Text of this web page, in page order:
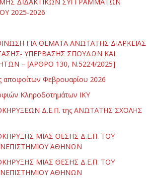
2025-2026
ΓΙΑ ΘΕΜΑΤΑ ΑΝΩΤΑΤΗΣ ΔΙΑΡΚΕΙΑΣ
ΥΠΕΡΒΑΣΗΣ ΣΠΟΥΔΩΝ ΚΑΙ
– [ΑΡΘΡΟ 130, Ν.5224/2025]
αποφοίτων Φεβρουαρίου 2026
Κληροδοτημάτων ΙΚΥ
Δ.Ε.Π. της ΑΝΩΤΑΤΗΣ ΣΧΟΛΗΣ
ΜΙΑΣ ΘΕΣΗΣ Δ.Ε.Π. ΤΟΥ
ΑΘΗΝΩΝ
ΜΙΑΣ ΘΕΣΗΣ Δ.Ε.Π. ΤΟΥ
ΑΘΗΝΩΝ